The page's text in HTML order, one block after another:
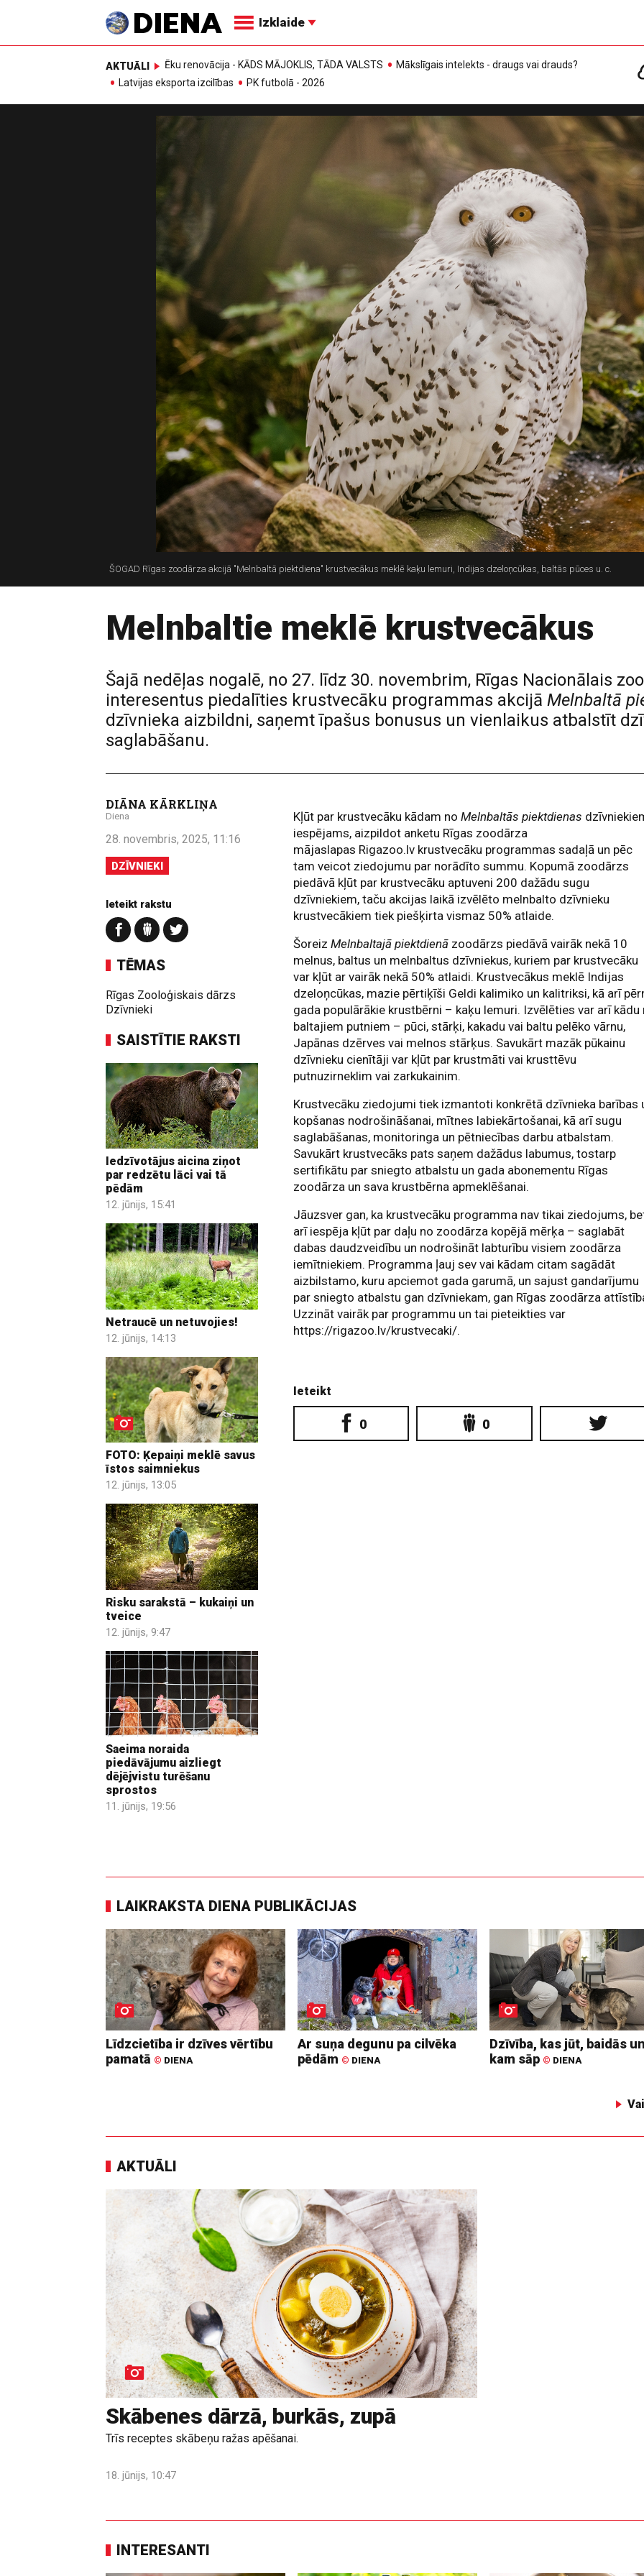
Izklaide
AKTUĀLI Ēku renovācija - KĀDS MĀJOKLIS, TĀDA VALSTS
Mākslīgais intelekts - draugs vai drauds?
Latvijas eksporta izcilības
PK futbolā - 2026
ŠOGAD Rīgas zoodārza akcijā "Melnbaltā piektdiena" krustvecākus meklē kaķu lemuri, Indijas dzeloņcūkas, baltās pūces u. c.
Melnbaltie meklē krustvecākus
Šajā nedēļas nogalē, no 27. līdz 30. novembrim, Rīgas Nacionālais
interesentus piedalīties krustvecāku programmas akcijā Melnbaltā
dzīvnieka aizbildni, saņemt īpašus bonusus un vienlaikus atbalstīt
saglabāšanu.
DIĀNA KĀRKLIŅA
Diena
28. novembris, 2025, 11:16
DZĪVNIEKI
Ieteikt rakstu
TĒMAS
Rīgas Zooloģiskais dārzs
Dzīvnieki
SAISTĪTIE RAKSTI
Iedzīvotājus aicina ziņot
par redzētu lāci vai tā
pēdām
12. jūnijs, 15:41
Netraucē un netuvojies!
12. jūnijs, 14:13
FOTO: Ķepaiņi meklē savus
īstos saimniekus
12. jūnijs, 13:05
Risku sarakstā – kukaiņi un
tveice
12. jūnijs, 9:47
Saeima noraida
piedāvājumu aizliegt
dējējvistu turēšanu
sprostos
11. jūnijs, 19:56
Kļūt par krustvecāku kādam noMelnbaltās piektdienas
iespējams, aizpildot anketu Rīgas zoodārza
mājaslapas Rigazoo.lv krustvecāku programmas sadaļā un pēc
tam veicot ziedojumu par norādīto summu. Kopumā zoodārzs
piedāvā kļūt par krustvecāku aptuveni 200 dažādu sugu
dzīvniekiem, taču akcijas laikā izvēlēto melnbalto dzīvnieku
krustvecākiem tiek piešķirta vismaz 50% atlaide.
ŠoreizMelnbaltajā piektdienā zoodārzs piedāvā vairāk nekā 10
melnus, baltus un melnbaltus dzīvniekus, kuriem par krustvecāku
var kļūt ar vairāk nekā 50% atlaidi. Krustvecākus meklē Indijas
dzeloņcūkas, mazie pērtiķīši Geldi kalimiko un kalitriksi, kā arī
gada populārākie krustbērni – kaķu lemuri. Izvēlēties var arī kādu
baltajiem putniem – pūci, stārķi, kakadu vai baltu pelēko vārnu,
Japānas dzērves vai melnos stārķus. Savukārt mazāk pūkainu
dzīvnieku cienītāji var kļūt par krustmāti vai krusttēvu
putnuzirneklim vai zarkukainim.
Krustvecāku ziedojumi tiek izmantoti konkrētā dzīvnieka barības
kopšanas nodrošināšanai, mītnes labiekārtošanai, kā arī sugu
saglabāšanas, monitoringa un pētniecības darbu atbalstam.
Savukārt krustvecāks pats saņem dažādus labumus, tostarp
sertifikātu par sniegto atbalstu un gada abonementu Rīgas
zoodārza un sava krustbērna apmeklēšanai.
Jāuzsver gan, ka krustvecāku programma nav tikai ziedojums,
arī iespēja kļūt par daļu no zoodārza kopējā mērķa – saglabāt
dabas daudzveidību un nodrošināt labturību visiem zoodārza
iemītniekiem. Programma ļauj sev vai kādam citam sagādāt
aizbilstamo, kuru apciemot gada garumā, un sajust gandarījumu
par sniegto atbalstu gan dzīvniekam, gan Rīgas zoodārza
Uzzināt vairāk par programmu un tai pieteikties var
https://rigazoo.lv/krustvecaki/.
Ieteikt
0 0
LAIKRAKSTA DIENA PUBLIKĀCIJAS
Līdzcietība ir dzīves vērtību
pamatā © DIENA
Ar suņa degunu pa cilvēka
pēdām © DIENA
Dzīvība, kas jūt, baidās
kam sāp © DIENA
AKTUĀLI
Skābenes dārzā, burkās, zupā
Trīs receptes skābeņu ražas apēšanai.
18. jūnijs, 10:47
INTERESANTI